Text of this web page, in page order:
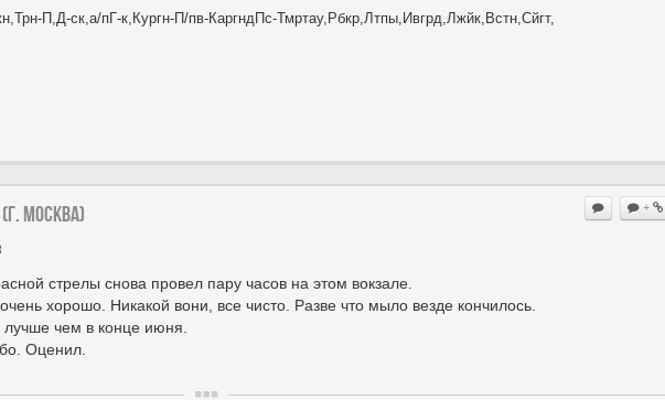
П,Д-ск,а/пГ-к,Кургн-П/пв-КаргндПс-Тмртау,Рбкр,Лтпы,Ивгрд,Лжйк,Встн,Сйгт,
+
Москва)
стрелы снова провел пару часов на этом вокзале.
хорошо. Никакой вони, все чисто. Разве что мыло везде кончилось.
чем в конце июня.
Оценил.